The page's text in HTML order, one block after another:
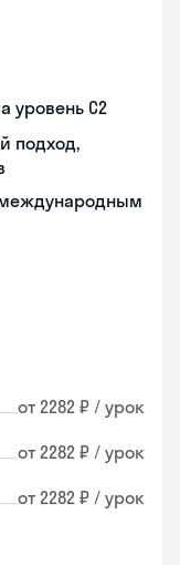
уровень С2
подход,
международным
от 2282 ₽ / урок
от 2282 ₽ / урок
от 2282 ₽ / урок